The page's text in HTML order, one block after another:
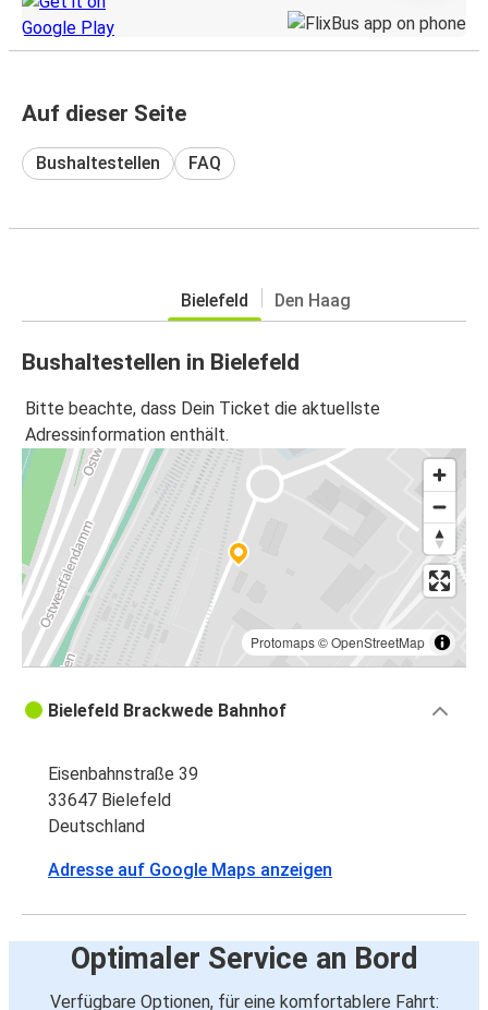
Auf dieser Seite
Bushaltestellen FAQ
Bielefeld Den Haag
Bushaltestellen in Bielefeld
Bitte beachte, dass Dein Ticket die aktuellste
Adressinformation enthält.
Protomaps©OpenStreetMap
Bielefeld Brackwede Bahnhof
Eisenbahnstraße 39
33647 Bielefeld
Deutschland
Adresse auf Google Maps anzeigen
Optimaler Service an Bord
Verfügbare Optionen, für eine komfortablere Fahrt: